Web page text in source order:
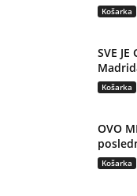
Košarka
SVE
Košarka
OVO
Košarka